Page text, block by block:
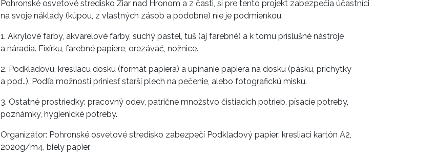
Pohronské osvetové stredisko Žiar nad Hronom a z časti, si pre tento projekt zabezpečia účastníci
na svoje náklady (kúpou, z vlastných zásob a podobne) nie je podmienkou.
1. Akrylové farby, akvarelové farby, suchý pastel, tuš (aj farebné) a k tomu príslušné nástroje
a náradia. Fixírku, farebné papiere, orezávač, nožnice.
2. Podkladovú, kresliacu dosku (formát papiera) a upínanie papiera na dosku (pásku, príchytky
a pod..). Podľa možnosti priniesť starší plech na pečenie, alebo fotografickú misku.
3. Ostatné prostriedky: pracovný odev, patričné množstvo čistiacich potrieb, písacie potreby,
poznámky, hygienické potreby.
Organizátor: Pohronské osvetové stredisko zabezpečí Podkladový papier: kresliaci kartón A2,
2020g/m4, biely papier.